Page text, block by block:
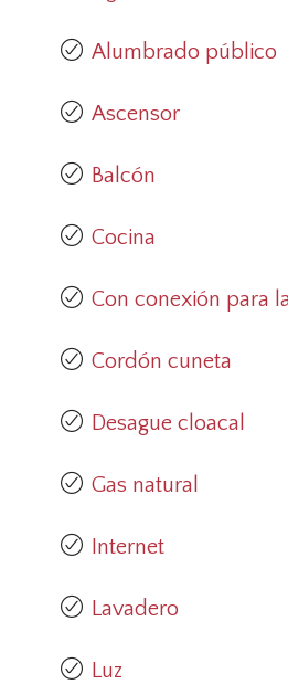
Alumbrado público
Ascensor
Balcón
Cocina
Con conexión para
Cordón cuneta
Desague cloacal
Gas natural
Internet
Lavadero
Luz